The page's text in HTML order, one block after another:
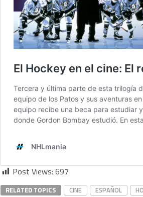
Post Views: 697
RELATED TOPICS CINE ESPAÑOL